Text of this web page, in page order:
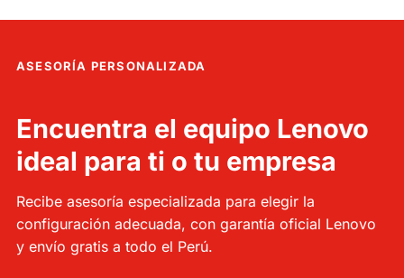
ASESORÍA PERSONALIZADA
Encuentra el equipo Lenovo
ideal para ti o tu empresa
Recibe asesoría especializada para elegir la
configuración adecuada, con garantía oficial Lenovo
y envío gratis a todo el Perú.